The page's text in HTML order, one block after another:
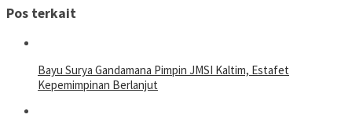
Pos terkait
Bayu Surya Gandamana Pimpin JMSI Kaltim, Estafet
Kepemimpinan Berlanjut